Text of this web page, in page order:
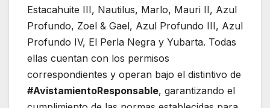
Estacahuite III, Nautilus, Marlo, Mauri II, Azul
Profundo, Zoel & Gael, Azul Profundo III, Azul
Profundo IV, El Perla Negra y Yubarta. Todas
ellas cuentan con los permisos
correspondientes y operan bajo el distintivo de
#AvistamientoResponsable, garantizando el